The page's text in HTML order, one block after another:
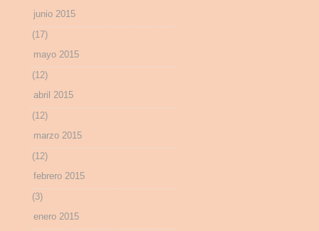
junio 2015
(17)
mayo 2015
(12)
abril 2015
(12)
marzo 2015
(12)
febrero 2015
(3)
enero 2015